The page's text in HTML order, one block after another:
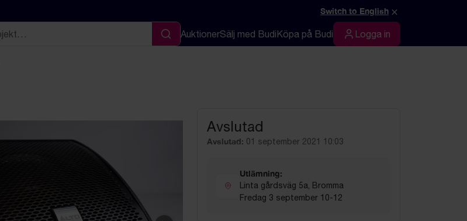
Switch to English ×
Sök
AuktionerSälj med BudiKöpa på Budi Logga in
Logga in
Avslutad
Avslutad: 01 september 2021 10:03
Utlämning:
Linta gårdsväg 5a, Bromma
Fredag 3 september 10-12